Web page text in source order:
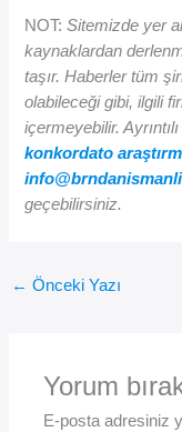
NOT:Sitemizde yer
kaynaklardan
taşır. Haberler tüm
olabileceği gibi, ilgili
içermeyebilir.
konkordato
geçebilirsiniz.
← Önceki Yazı
Yorum
E-posta adresiniz